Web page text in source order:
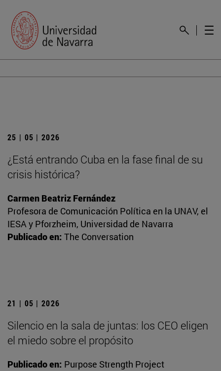
25 | 05 | 2026
¿Está entrando Cuba en la fase final de su
crisis histórica?
Carmen Beatriz Fernández
Profesora de Comunicación Política en la UNAV, el
IESA y Pforzheim, Universidad de Navarra
Publicado en: The Conversation
21 | 05 | 2026
Silencio en la sala de juntas: los CEO eligen
el miedo sobre el propósito
Publicado en: Purpose Strength Project